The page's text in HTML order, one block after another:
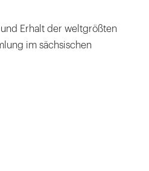
Erhalt der weltgrößten
im sächsischen